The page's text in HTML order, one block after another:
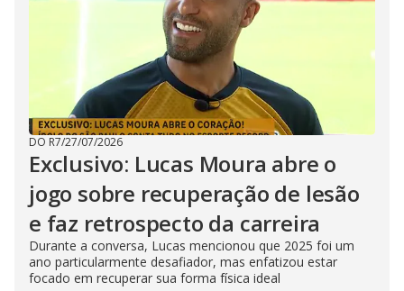
DO R7/27/07/2026
Exclusivo: Lucas Moura abre o
jogo sobre recuperação de lesão
e faz retrospecto da carreira
Durante a conversa, Lucas mencionou que 2025 foi um
ano particularmente desafiador, mas enfatizou estar
focado em recuperar sua forma física ideal